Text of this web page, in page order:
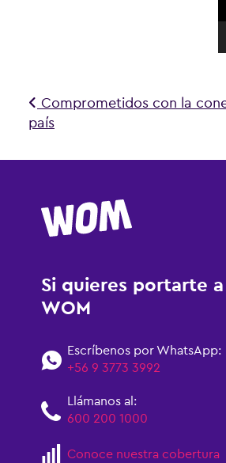
Navegación de
Comprometidos con la
país
Si quieres portarte a
WOM
Escríbenos por WhatsApp:
+56 9 3773 3992
Llámanos al:
600 200 1000
Conoce nuestra cobertura